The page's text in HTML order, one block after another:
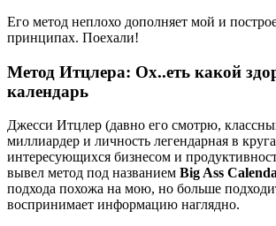
Его метод неплохо дополняет мой и
принципах. Поехали!
Метод Итцлера: Ох..еть какой
календарь
Джесси Итцлер (давно его смотрю,
миллиардер и личность легендарная в
интересующихся бизнесом и
вывел метод под названием Big Ass
подхода похожа на мою, но больше
воспринимает информацию наглядно.